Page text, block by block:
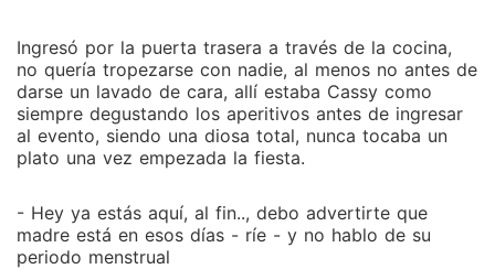
Ingresó por la puerta trasera a través de la cocina,
no quería tropezarse con nadie, al menos no antes de
darse un lavado de cara, allí estaba Cassy como
siempre degustando los aperitivos antes de ingresar
al evento, siendo una diosa total, nunca tocaba un
plato una vez empezada la fiesta.
- Hey ya estás aquí, al fin.., debo advertirte que
madre está en esos días - ríe - y no hablo de su
periodo menstrual